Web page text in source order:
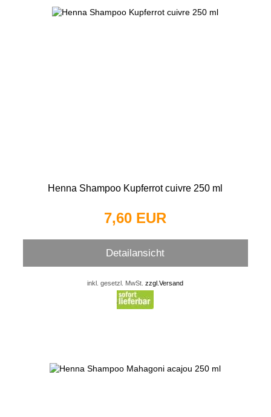
Henna Shampoo Kupferrot cuivre 250 ml
7,60 EUR
Detailansicht
inkl. gesetzl. MwSt.zzgl.Versand